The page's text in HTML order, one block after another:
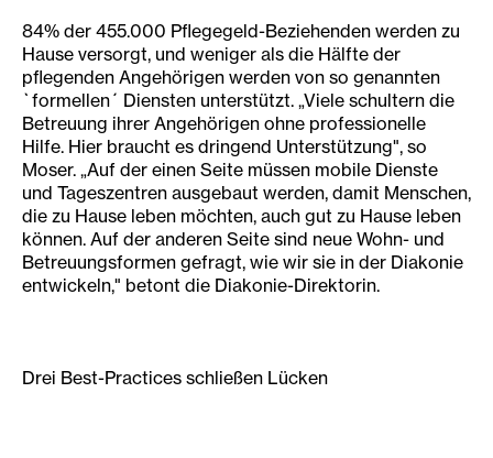
84% der 455.000 Pflegegeld-Beziehenden werden zu
Hause versorgt, und weniger als die Hälfte der
pflegenden Angehörigen werden von so genannten
`formellen´ Diensten unterstützt. „Viele schultern die
Betreuung ihrer Angehörigen ohne professionelle
Hilfe. Hier braucht es dringend Unterstützung", so
Moser. „Auf der einen Seite müssen mobile Dienste
und Tageszentren ausgebaut werden, damit Menschen,
die zu Hause leben möchten, auch gut zu Hause leben
können. Auf der anderen Seite sind neue Wohn- und
Betreuungsformen gefragt, wie wir sie in der Diakonie
entwickeln," betont die Diakonie-Direktorin.
Drei Best-Practices schließen Lücken